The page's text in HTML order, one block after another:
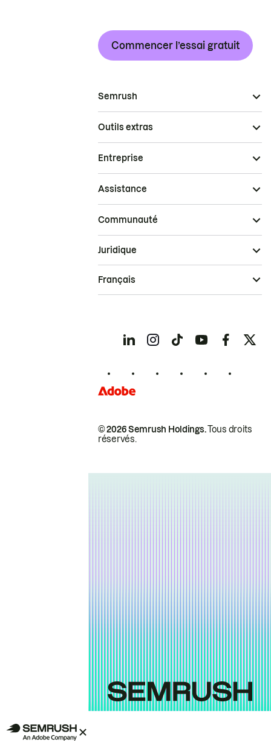
Commencer l’essai gratuit
Semrush
Outils extras
Entreprise
Assistance
Communauté
© 2026 Semrush Holdings.Tous droits
réservés.
Juridique
Français